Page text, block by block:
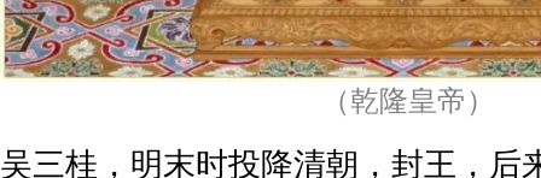
（乾隆皇帝）
吴三桂，明末时投降清朝，封王，后